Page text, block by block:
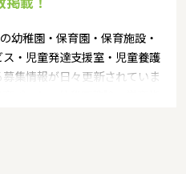
載！
幼稚園・保育園・保育施設・
・児童発達支援室・児童養護
集情報が日々更新されていま